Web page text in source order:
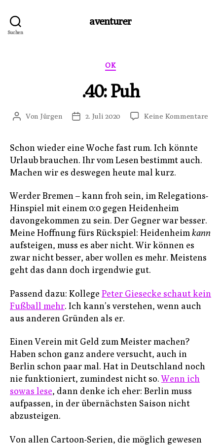
Suchen
aventurer
Kategorien
OK
.40: Puh
Beitragsautor
Von Jürgen Veröffentlichungsdatum
2. Juli 2020 Keine Kommentare
Schon wieder eine Woche fast rum. Ich könnte
Urlaub brauchen. Ihr vom Lesen bestimmt auch.
Machen wir es deswegen heute mal kurz.
Werder Bremen – kann froh sein, im Relegations-
Hinspiel mit einem 0:0 gegen Heidenheim
davongekommen zu sein. Der Gegner war besser.
Meine Hoffnung fürs Rückspiel: Heidenheim kann
aufsteigen, muss es aber nicht. Wir können es
zwar nicht besser, aber wollen es mehr. Meistens
geht das dann doch irgendwie gut.
Passend dazu: Kollege Peter Giesecke schaut kein
Fußball mehr. Ich kann’s verstehen, wenn auch
aus anderen Gründen als er.
Einen Verein mit Geld zum Meister machen?
Haben schon ganz andere versucht, auch in
Berlin schon paar mal. Hat in Deutschland noch
nie funktioniert, zumindest nicht so.Wenn ich
sowas lese, dann denke ich eher: Berlin muss
aufpassen, in der übernächsten Saison nicht
abzusteigen.
Von allen Cartoon-Serien, die möglich gewesen